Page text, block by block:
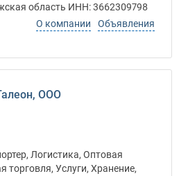
область ИНН: 3662309798
О компании
Объявления
ООО
Логистика, Оптовая
торговля, Услуги, Хранение,